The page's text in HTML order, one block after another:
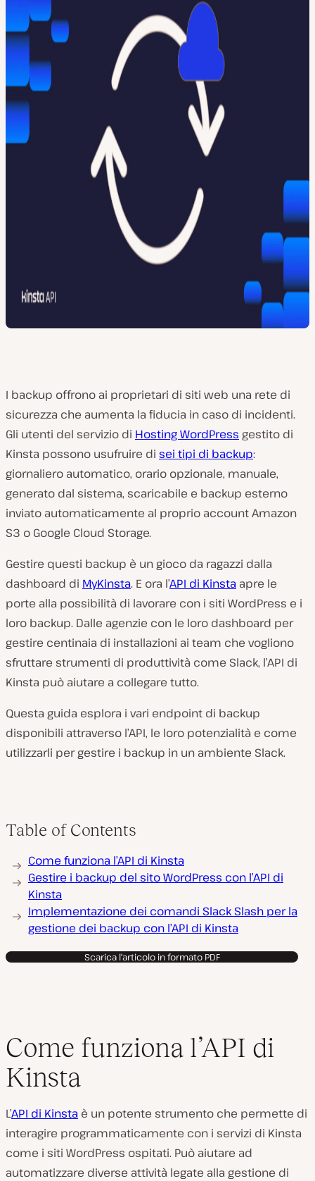
I backup offrono ai proprietari di siti web una rete di
sicurezza che aumenta la fiducia in caso di incidenti.
Gli utenti del servizio di Hosting WordPress gestito di
Kinsta possono usufruire di sei tipi di backup:
giornaliero automatico, orario opzionale, manuale,
generato dal sistema, scaricabile e backup esterno
inviato automaticamente al proprio account Amazon
S3 o Google Cloud Storage.
Gestire questi backup è un gioco da ragazzi dalla
dashboard di MyKinsta. E ora l’API di Kinsta apre le
porte alla possibilità di lavorare con i siti WordPress e i
loro backup. Dalle agenzie con le loro dashboard per
gestire centinaia di installazioni ai team che vogliono
sfruttare strumenti di produttività come Slack, l’API di
Kinsta può aiutare a collegare tutto.
Questa guida esplora i vari endpoint di backup
disponibili attraverso l’API, le loro potenzialità e come
utilizzarli per gestire i backup in un ambiente Slack.
Table of Contents
Come funziona l’API di Kinsta
Gestire i backup del sito WordPress con l’API di
Kinsta
Implementazione dei comandi Slack Slash per la
gestione dei backup con l’API di Kinsta
Scarica l'articolo in formato PDF
Come funziona l’API di
Kinsta
L’API di Kinsta è un potente strumento che permette di
interagire programmaticamente con i servizi di Kinsta
come i siti WordPress ospitati. Può aiutare ad
automatizzare diverse attività legate alla gestione di